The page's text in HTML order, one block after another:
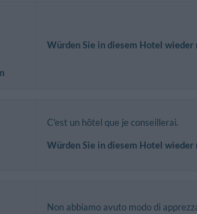
Würden Sie in diesem Hotel wieder
C'est un hôtel que je conseillerai.
Würden Sie in diesem Hotel wieder
Non abbiamo avuto modo di